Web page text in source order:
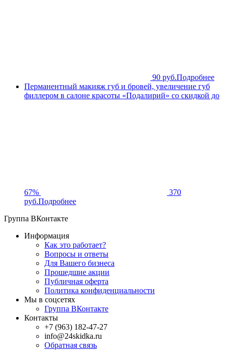
90 руб.Подробнее
Перманентный макияж губ и бровей, увеличение губ
филлером в салоне красоты «Подалирий» со скидкой до
67%
370
руб.Подробнее
Группа ВКонтакте
Информация
Как это работает?
Вопросы и ответы
Для Вашего бизнеса
Прошедшие акции
Публичная оферта
Политика конфиденциальности
Мы в соцсетях
Группа ВКонтакте
Контакты
+7 (963) 182-47-27
info@24skidka.ru
Обратная связь